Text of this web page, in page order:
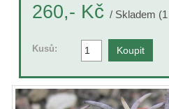
260,- Kč / Skladem
Kusů: